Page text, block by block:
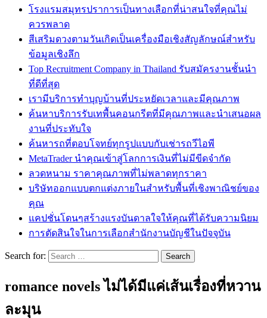
โรงแรมสมุทรปราการเป็นทางเลือกที่น่าสนใจที่คุณไม่
ควรพลาด
สีเสริมดวงตามวันเกิดเป็นเครื่องมือเชิงสัญลักษณ์สำหรับ
ข้อมูลเชิงลึก
Top Recruitment Company in Thailand รับสมัครงานชั้นนำ
ที่ดีที่สุด
เรามีบริการทำบุญบ้านที่ประหยัดเวลาและมีคุณภาพ
ค้นหาบริการรับเทพื้นคอนกรีตที่มีคุณภาพและนำเสนอผล
งานที่ประทับใจ
ค้นหารถที่ตอบโจทย์ทุกรูปแบบกับเช่ารถวีไอพี
MetaTrader นำคุณเข้าสู่โลกการเงินที่ไม่มีขีดจำกัด
ลวดหนาม ราคาคุณภาพที่ไม่พลาดทุกราคา
บริษัทออกแบบตกแต่งภายในสำหรับพื้นที่เชิงพาณิชย์ของ
คุณ
แคปชั่นโดนๆสร้างแรงบันดาลใจให้คุณที่ได้รับความนิยม
การตัดสินใจในการเลือกสำนักงานบัญชีในปัจจุบัน
Search for:
romance novels ไม่ได้มีแค่เส้นเรื่องที่หวาน
ละมุน